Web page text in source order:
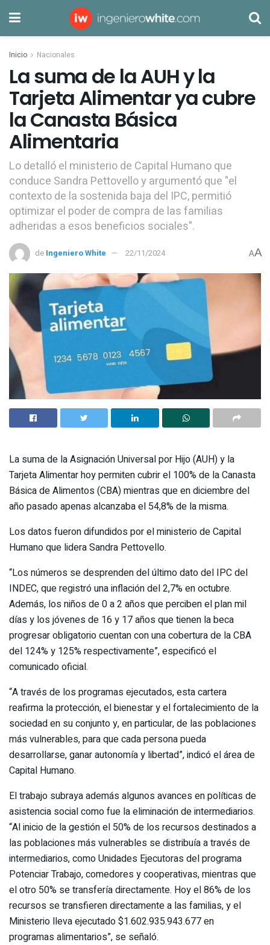
Inicio Nacionales
La suma de la AUH y la
Tarjeta Alimentar ya cubre
la Canasta Básica
Alimentaria
Lo detalló el ministerio de Capital Humano que
conduce Sandra Pettovello y argumentó que "el
contexto de la sostenida baja del IPC, permitió
optimizar el poder de compra de las familias
adheridas a esos beneficios sociales".
de Ingeniero White 22/11/2024 AA
La suma de la Asignación Universal por Hijo (AUH) y la
Tarjeta Alimentar hoy permiten cubrir el 100% de la Canasta
Básica de Alimentos (CBA) mientras que en diciembre del
año pasado apenas alcanzaba el 54,8% de la misma.
Los datos fueron difundidos por el ministerio de Capital
Humano que lidera Sandra Pettovello.
“Los números se desprenden del último dato del IPC del
INDEC, que registró una inflación del 2,7% en octubre.
Además, los niños de 0 a 2 años que perciben el plan mil
días y los jóvenes de 16 y 17 años que tienen la beca
progresar obligatorio cuentan con una cobertura de la CBA
del 124% y 125% respectivamente”, especificó el
comunicado oficial.
“A través de los programas ejecutados, esta cartera
reafirma la protección, el bienestar y el fortalecimiento de la
sociedad en su conjunto y, en particular, de las poblaciones
más vulnerables, para que cada persona pueda
desarrollarse, ganar autonomía y libertad”, indicó el área de
Capital Humano.
El trabajo subraya además algunos avances en políticas de
asistencia social como fue la eliminación de intermediarios.
“Al inicio de la gestión el 50% de los recursos destinados a
las poblaciones más vulnerables se distribuía a través de
intermediarios, como Unidades Ejecutoras del programa
Potenciar Trabajo, comedores y cooperativas, mientras que
el otro 50% se transfería directamente. Hoy el 86% de los
recursos se transfieren directamente a las familias, y el
Ministerio lleva ejecutado $1.602.935.943.677 en
programas alimentarios”, se señaló.